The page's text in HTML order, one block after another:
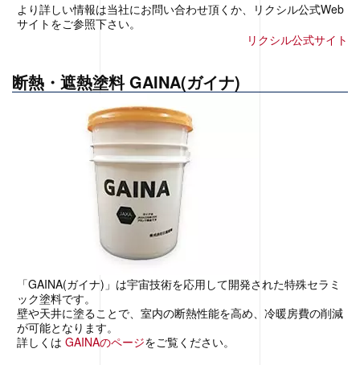
より詳しい情報は当社にお問い合わせ頂くか、リクシル公式Web
サイトをご参照下さい。
リクシル公式サイト
断熱・遮熱塗料 GAINA(ガイナ)
「GAINA(ガイナ)」は宇宙技術を応用して開発された特殊セラミ
ック塗料です。
壁や天井に塗ることで、室内の断熱性能を高め、冷暖房費の削減
が可能となります。
詳しくは GAINAのページをご覧ください。